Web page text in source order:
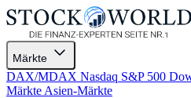
Märkte
DAX/MDAX Nasdaq S&P 500
Märkte Asien-Märkte